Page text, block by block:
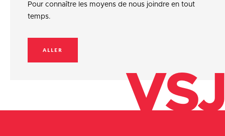
Pour connaître les moyens de nous joindre en tout
temps.
ALLER
VSJ